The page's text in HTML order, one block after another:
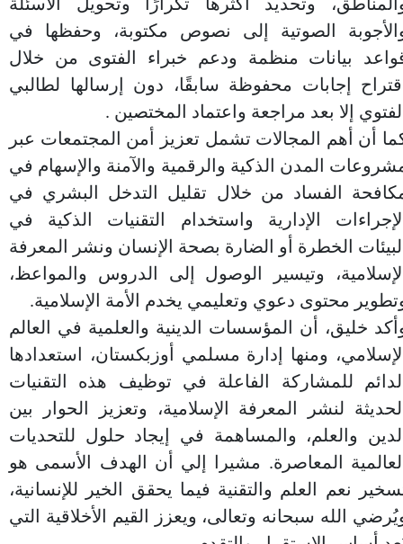
الصوتية إلى نصوص مكتوبة، وحفظها في
بيانات منظمة ودعم خبراء الفتوى من خلال
إجابات محفوظة سابقًا، دون إرسالها لطالبي
إلا بعد مراجعة واعتماد المختصين .
أن أهم المجالات تشمل تعزيز أمن المجتمعات عبر
المدن الذكية والرقمية والآمنة والإسهام في
الفساد من خلال تقليل التدخل البشري في
الإدارية واستخدام التقنيات الذكية في
الخطرة أو الضارة بصحة الإنسان ونشر المعرفة
وتيسير الوصول إلى الدروس والمواعظ،
محتوى دعوي وتعليمي يخدم الأمة الإسلامية.
خليق، أن المؤسسات الدينية والعلمية في العالم
ومنها إدارة مسلمي أوزبكستان، استعدادها
للمشاركة الفاعلة في توظيف هذه التقنيات
لنشر المعرفة الإسلامية، وتعزيز الحوار بين
والعلم، والمساهمة في إيجاد حلول للتحديات
المعاصرة. مشيرا إلي أن الهدف الأسمى هو
نعم العلم والتقنية فيما يحقق الخير للإنسانية،
الله سبحانه وتعالى، ويعزز القيم الأخلاقية التي